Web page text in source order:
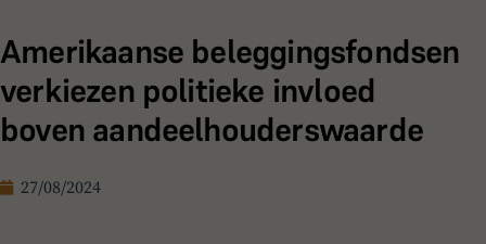
Amerikaanse beleggingsfondsen
verkiezen politieke invloed
boven aandeelhouderswaarde
27/08/2024